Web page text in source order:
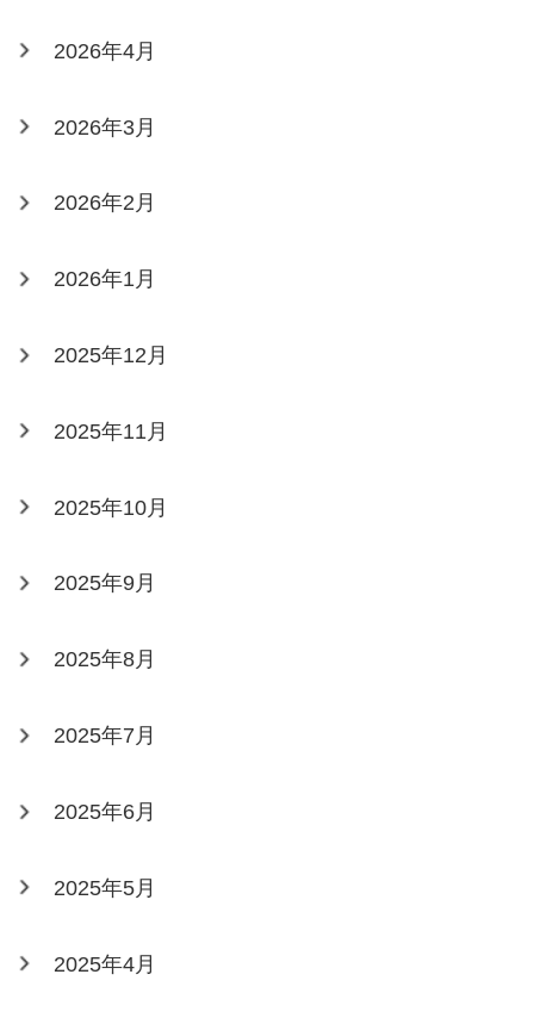
2026年4月
2026年3月
2026年2月
2026年1月
2025年12月
2025年11月
2025年10月
2025年9月
2025年8月
2025年7月
2025年6月
2025年5月
2025年4月